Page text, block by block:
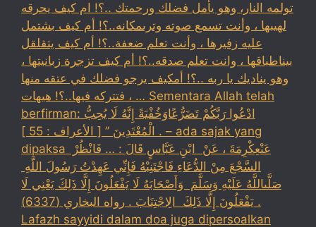
تولمه النار، وهو يأمل فضلك ورحمتك ..؟! ام كيف يحرقه
لهيبها ، وأنت تسمع صوته وترىمكانه..؟! أم كيف بشتمل
عليه زفيرها ، وأنت تعلم ضعفة..؟! أم كيف يتقلقل
بيناطباقها ، وانت تعلم صدقه..؟! أم كيف تزجرة زبانيتها ،
وهو يناديك يا ربه ..؟! أمكيف يرجو فضلك في عتقه منها
، فتتركه فيها..؟! هيهات … Sementara Allah telah
berfirman: ادْعُوا رَبَّكُمْ تَضَرُّعًاوَخُفْيَةً إِنَّهُ لَا يُحِبُّ
الْمُعْتَدِينَ ” [ الأعراف : 55 ] . – ada sajak yang
dipaksa ‏عَنْ‏‏عِكْرِمَةَ ‏، ‏عَنْ ‏ ‏ابْنِ عَبَّاسٍ ‏‏قَالَ : … فَانْظُرْ ‏‏
السَّجْعَ ‏‏مِنْ الدُّعَاءِ فَاجْتَنِبْهُ فَإِنِّي عَهِدْتُ رَسُولَ اللَّهِ ‏
‏صَلَّىاللَّهُ عَلَيْهِ وَسَلَّمَ ‏ ‏وَأَصْحَابَهُ لَا يَفْعَلُونَ إِلَّا ذَلِكَ ‏‏يَعْنِي لَا
يَفْعَلُونَ إِلَّا ذَلِكَ ‏ ‏الِاجْتِنَابَ . رواه البخاري (6337) .
Lafazh sayyidi dalam doa juga dipersoalkan